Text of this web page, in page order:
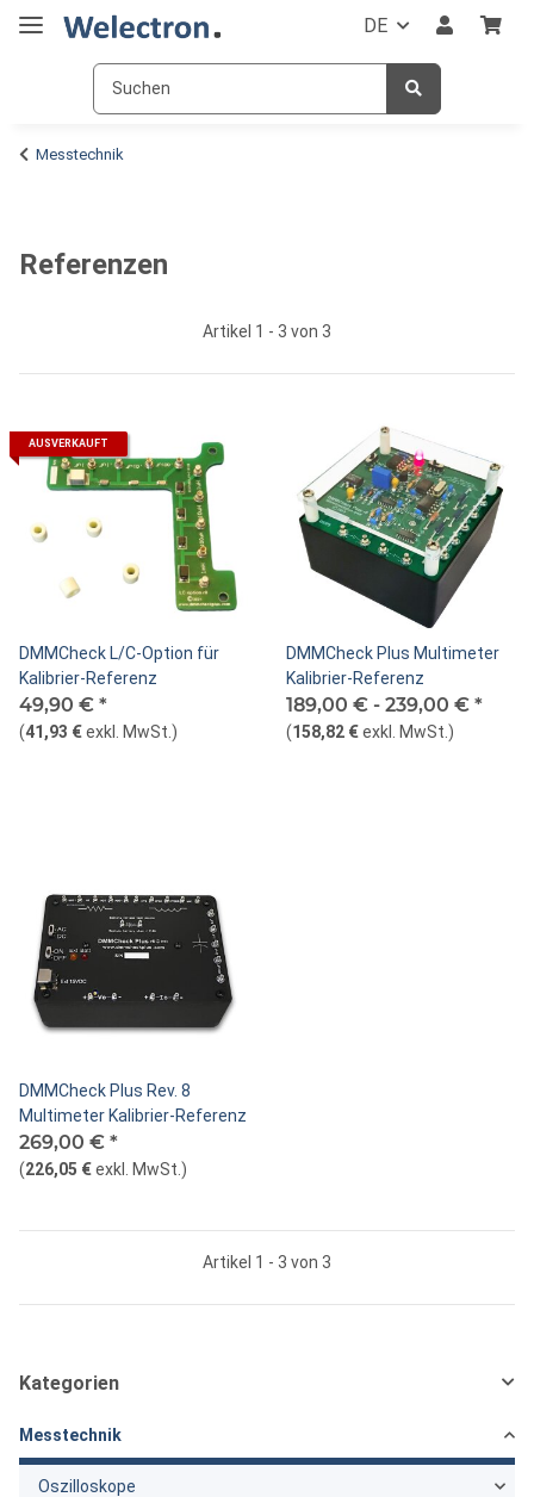
DE
Messtechnik
Referenzen
Artikel 1 - 3 von 3
AUSVERKAUFT
DMMCheck L/C-Option für
Kalibrier-Referenz
49,90 € *
(41,93 €exkl. MwSt. )
DMMCheck Plus Multimeter
Kalibrier-Referenz
189,00 € - 239,00 € *
(158,82 €exkl. MwSt. )
DMMCheck Plus Rev. 8
Multimeter Kalibrier-Referenz
269,00 € *
(226,05 €exkl. MwSt. )
Artikel 1 - 3 von 3
Kategorien
Messtechnik
Oszilloskope